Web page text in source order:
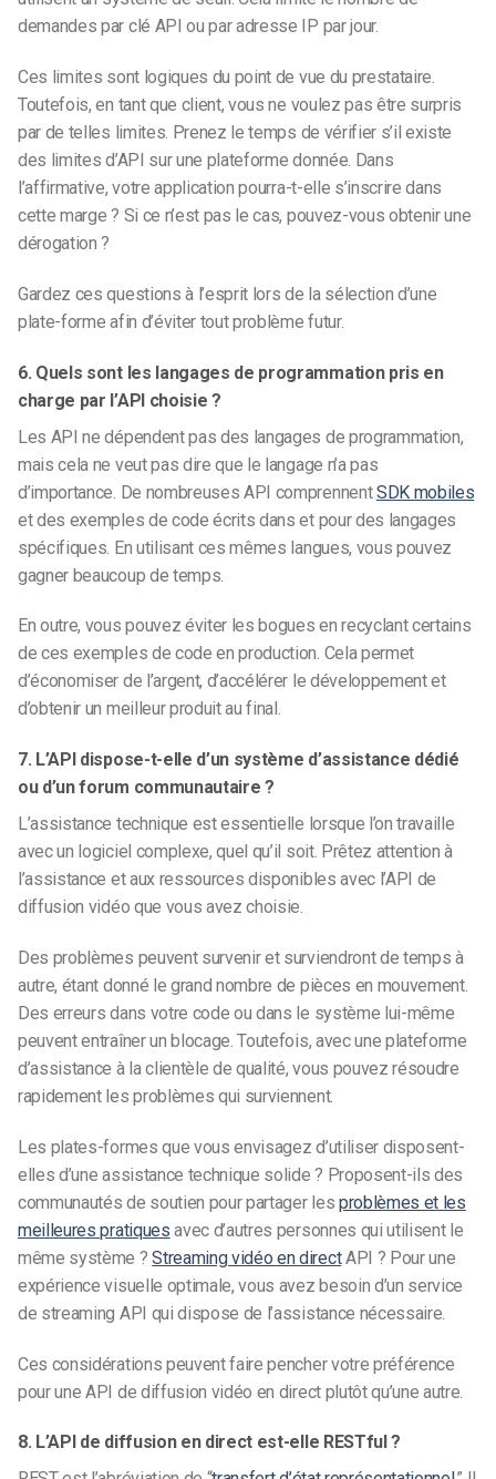
demandes par clé API ou par adresse IP par jour.
Ces limites sont logiques du point de vue du prestataire.
Toutefois, en tant que client, vous ne voulez pas être surpris
par de telles limites. Prenez le temps de vérifier s’il existe
des limites d’API sur une plateforme donnée. Dans
l’affirmative, votre application pourra-t-elle s’inscrire dans
cette marge ? Si ce n’est pas le cas, pouvez-vous obtenir une
dérogation ?
Gardez ces questions à l’esprit lors de la sélection d’une
plate-forme afin d’éviter tout problème futur.
6. Quels sont les langages de programmation pris en
charge par l’API choisie ?
Les API ne dépendent pas des langages de programmation,
mais cela ne veut pas dire que le langage n’a pas
d’importance. De nombreuses API comprennentSDK mobiles
et des exemples de code écrits dans et pour des langages
spécifiques. En utilisant ces mêmes langues, vous pouvez
gagner beaucoup de temps.
En outre, vous pouvez éviter les bogues en recyclant certains
de ces exemples de code en production. Cela permet
d’économiser de l’argent, d’accélérer le développement et
d’obtenir un meilleur produit au final.
7. L’API dispose-t-elle d’un système d’assistance dédié
ou d’un forum communautaire ?
L’assistance technique est essentielle lorsque l’on travaille
avec un logiciel complexe, quel qu’il soit. Prêtez attention à
l’assistance et aux ressources disponibles avec l’API de
diffusion vidéo que vous avez choisie.
Des problèmes peuvent survenir et surviendront de temps à
autre, étant donné le grand nombre de pièces en mouvement.
Des erreurs dans votre code ou dans le système lui-même
peuvent entraîner un blocage. Toutefois, avec une plateforme
d’assistance à la clientèle de qualité, vous pouvez résoudre
rapidement les problèmes qui surviennent.
Les plates-formes que vous envisagez d’utiliser disposent-
elles d’une assistance technique solide ? Proposent-ils des
communautés de soutien pour partager les problèmes et les
meilleures pratiques avec d’autres personnes qui utilisent le
même système ?Streaming vidéo en directAPI ? Pour une
expérience visuelle optimale, vous avez besoin d’un service
de streaming API qui dispose de l’assistance nécessaire.
Ces considérations peuvent faire pencher votre préférence
pour une API de diffusion vidéo en direct plutôt qu’une autre.
8. L’API de diffusion en direct est-elle RESTful ?